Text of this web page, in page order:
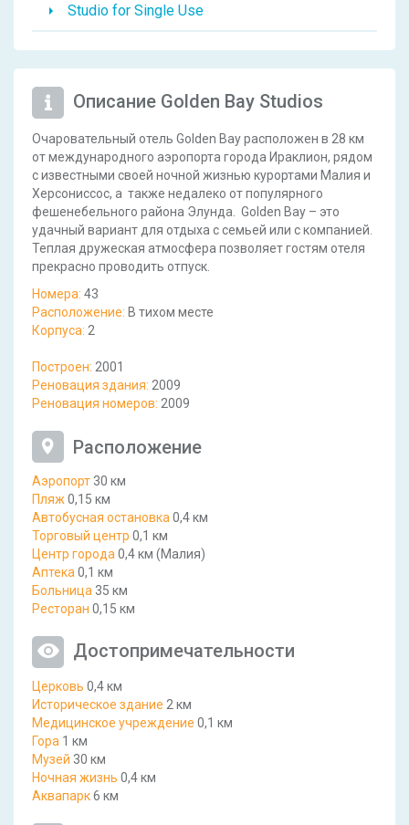
Studio for Single Use
Описание Golden Bay Studios
Очаровательный отель Golden Bay расположен в 28 км
от международного аэропорта города Ираклион, рядом
с известными своей ночной жизнью курортами Малия и
Херсониссос, а также недалеко от популярного
фешенебельного района Элунда. Golden Bay – это
удачный вариант для отдыха с семьей или с компанией.
Теплая дружеская атмосфера позволяет гостям отеля
прекрасно проводить отпуск.
Номера: 43
Расположение: В тихом месте
Корпуса: 2
Построен: 2001
Реновация здания: 2009
Реновация номеров: 2009
Расположение
Аэропорт 30 км
Пляж 0,15 км
Автобусная остановка 0,4 км
Торговый центр 0,1 км
Центр города 0,4 км (Малия)
Аптека 0,1 км
Больница 35 км
Ресторан 0,15 км
Достопримечательности
Церковь 0,4 км
Историческое здание 2 км
Медицинское учреждение 0,1 км
Гора 1 км
Музей 30 км
Ночная жизнь 0,4 км
Аквапарк6 км